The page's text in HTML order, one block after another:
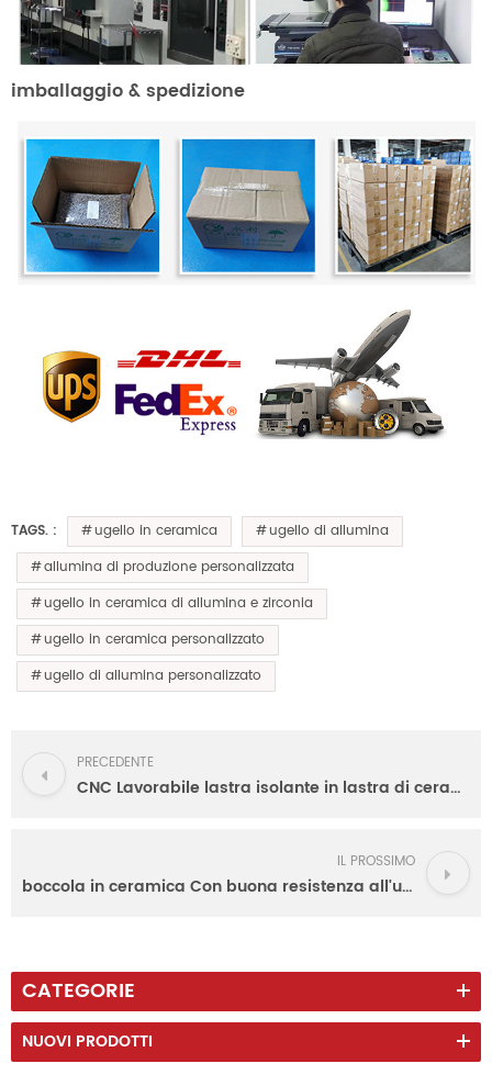
imballaggio & spedizione
TAGS. : ugello in ceramica
ugello di allumina
allumina di produzione personalizzata
ugello in ceramica di allumina e zirconia
ugello in ceramica personalizzato
ugello di allumina personalizzato
PRECEDENTE
CNC Lavorabile lastra isolante in lastra di ceramica di allumina Per radiatore
IL PROSSIMO
boccola in ceramica Con buona resistenza all'usura da produttore di ceramica avanzato
CATEGORIE
NUOVI PRODOTTI